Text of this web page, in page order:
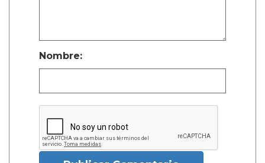
Nombre: